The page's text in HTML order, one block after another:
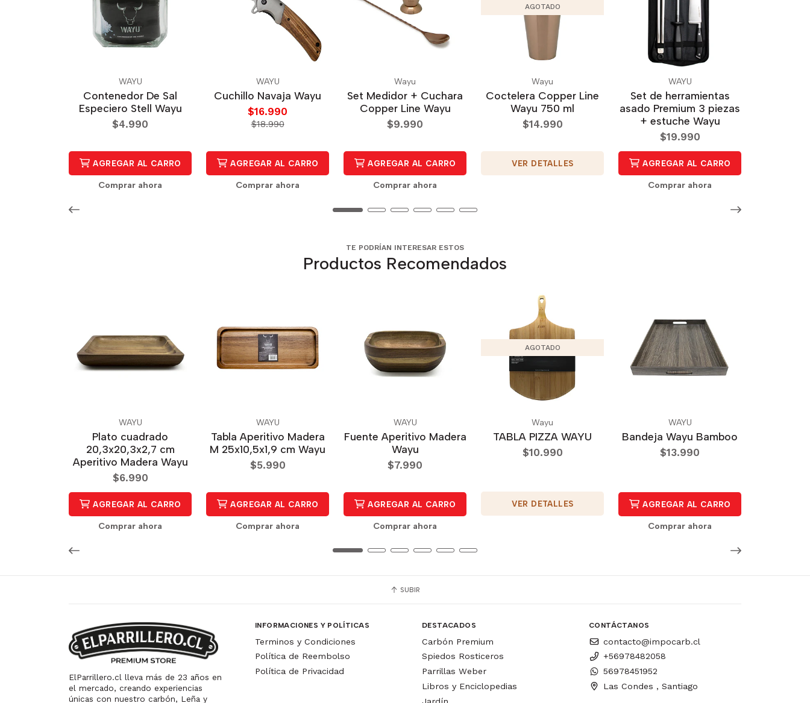
WAYU
Contenedor De Sal
Especiero Stell Wayu
$4.990
AGREGAR AL CARRO
Comprar ahora
WAYU
Cuchillo Navaja Wayu
$16.990
$18.990
AGREGAR AL CARRO
Comprar ahora
Wayu
Set Medidor + Cuchara
Copper Line Wayu
$9.990
AGREGAR AL CARRO
Comprar ahora
AGOTADO
Wayu
Coctelera Copper Line
Wayu 750 ml
$14.990
VER DETALLES
WAYU
Set de herramientas
asado Premium 3 piezas
+ estuche Wayu
$19.990
AGREGAR AL CARRO
Comprar ahora
TE PODRÍAN INTERESAR ESTOS
Productos Recomendados
WAYU
Plato cuadrado
20,3x20,3x2,7 cm
Aperitivo Madera Wayu
$6.990
AGREGAR AL CARRO
Comprar ahora
WAYU
Tabla Aperitivo Madera
M 25x10,5x1,9 cm Wayu
$5.990
AGREGAR AL CARRO
Comprar ahora
WAYU
Fuente Aperitivo Madera
Wayu
$7.990
AGREGAR AL CARRO
Comprar ahora
AGOTADO
Wayu
TABLA PIZZA WAYU
$10.990
VER DETALLES
WAYU
Bandeja Wayu Bamboo
$13.990
AGREGAR AL CARRO
Comprar ahora
SUBIR
ElParrillero.cl lleva más de 23 años en
el mercado, creando experiencias
únicas con nuestro carbón, Leña y
INFORMACIONES Y POLÍTICAS
Terminos y Condiciones
Política de Reembolso
Política de Privacidad
DESTACADOS
Carbón Premium
Spiedos Rosticeros
Parrillas Weber
Libros y Enciclopedias
Jardín
CONTÁCTANOS
contacto@impocarb.cl
+56978482058
56978451952
Las Condes , Santiago